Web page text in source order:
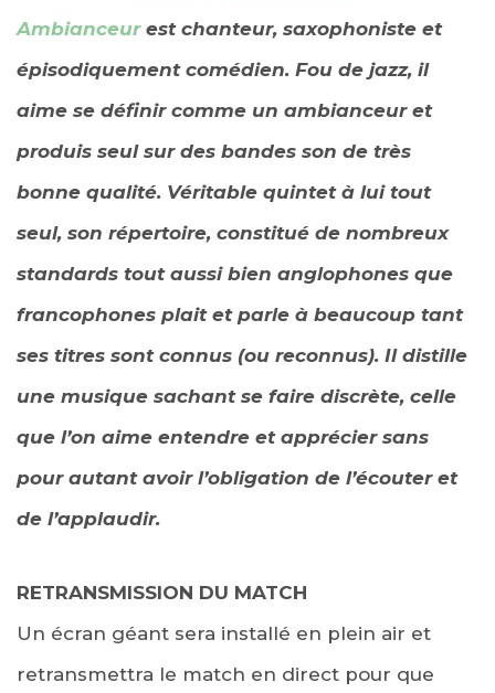
Ambianceurest chanteur, saxophoniste et
épisodiquement comédien. Fou de jazz, il
aime se définir comme un ambianceur et
produis seul sur des bandes son de très
bonne qualité. Véritable quintet à lui tout
seul, son répertoire, constitué de nombreux
standards tout aussi bien anglophones que
francophones plait et parle à beaucoup tant
ses titres sont connus (ou reconnus). Il distille
une musique sachant se faire discrète, celle
que l’on aime entendre et apprécier sans
pour autant avoir l’obligation de l’écouter et
de l’applaudir.
RETRANSMISSION DU MATCH
Un écran géant sera installé en plein air et
retransmettra le match en direct pour que